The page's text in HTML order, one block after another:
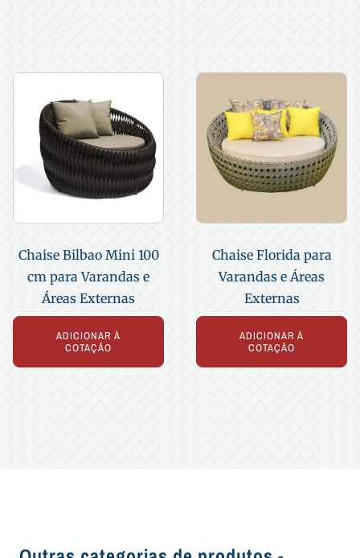
Chaise Bilbao Mini 100
cm para Varandas e
Áreas Externas
ADICIONAR À
COTAÇÃO
Chaise Florida para
Varandas e Áreas
Externas
ADICIONAR À
COTAÇÃO